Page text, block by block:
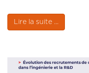
Lire la suite ...